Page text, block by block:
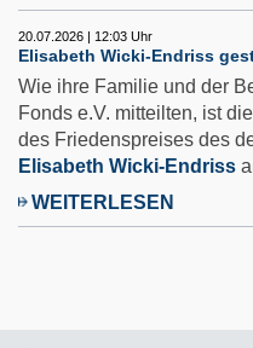
20.07.2026 | 12:03 Uhr
Elisabeth Wicki-Endriss
Wie ihre Familie und der
Fonds e.V. mitteilten, ist
des Friedenspreises des
Elisabeth Wicki-Endriss
WEITERLESEN